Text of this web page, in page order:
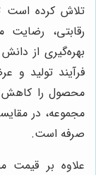
تلاش کرده است
رقابتی،
بهره‌گیری از
فرآیند تولید و
محصول را کاهش
مجموعه، در
صرفه است.
علاوه بر قیمت